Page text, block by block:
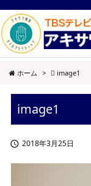
ホーム > image1
image1
 2018年3月25日